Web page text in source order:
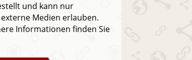
und kann nur
Medien erlauben.
Informationen finden Sie